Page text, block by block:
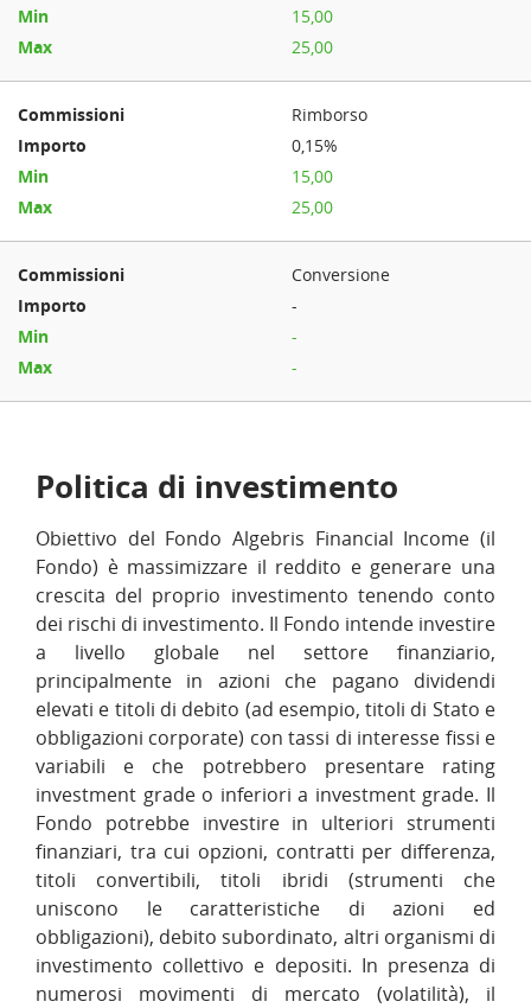
15,00
25,00
Rimborso
0,15%
15,00
25,00
Conversione
-
-
-
Politica di investimento
Obiettivo del Fondo Algebris Financial Income (il
Fondo) è massimizzare il reddito e generare una
crescita del proprio investimento tenendo conto
dei rischi di investimento. Il Fondo intende investire
a livello globale nel settore finanziario,
principalmente in azioni che pagano dividendi
elevati e titoli di debito (ad esempio, titoli di Stato e
obbligazioni corporate) con tassi di interesse fissi e
variabili e che potrebbero presentare rating
investment grade o inferiori a investment grade. Il
Fondo potrebbe investire in ulteriori strumenti
finanziari, tra cui opzioni, contratti per differenza,
titoli convertibili, titoli ibridi (strumenti che
uniscono le caratteristiche di azioni ed
obbligazioni), debito subordinato, altri organismi di
investimento collettivo e depositi. In presenza di
numerosi movimenti di mercato (volatilità), il